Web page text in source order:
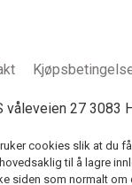
våleveien 27 3083
cookies slik at du
til å lagre
siden som normalt om